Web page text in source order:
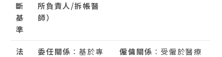
斷
基
準
所負責人/拆帳醫
師）
法
委任關係 ：基於專
僱傭關係 ：受僱於醫療